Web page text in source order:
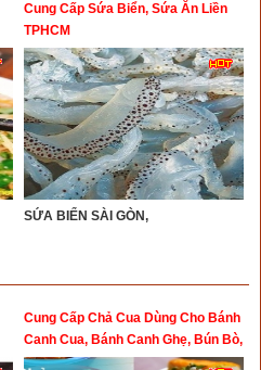
Cung Cấp Sứa Biển, Sứa Ăn Liền
TPHCM
SỨA BIỂN SÀI GÒN,
Cung Cấp Chả Cua Dùng Cho Bánh
Canh Cua, Bánh Canh Ghẹ, Bún Bò,
Bún Mắm Miền Tây, Bún Thái.